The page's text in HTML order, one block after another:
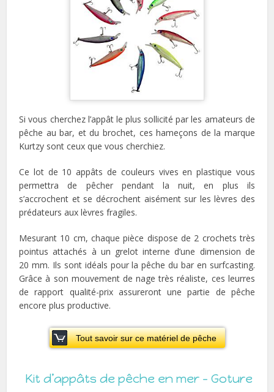
Si vous cherchez l’appât le plus sollicité par les amateurs de
pêche au bar, et du brochet, ces hameçons de la marque
Kurtzy sont ceux que vous cherchiez.
Ce lot de 10 appâts de couleurs vives en plastique vous
permettra de pêcher pendant la nuit, en plus ils
s’accrochent et se décrochent aisément sur les lèvres des
prédateurs aux lèvres fragiles.
Mesurant 10 cm, chaque pièce dispose de 2 crochets très
pointus attachés à un grelot interne d’une dimension de
20 mm. Ils sont idéals pour la pêche du bar en surfcasting.
Grâce à son mouvement de nage très réaliste, ces leurres
de rapport qualité-prix assureront une partie de pêche
encore plus productive.
Tout savoir sur ce matériel de pêche
Kit d’appâts de pêche en mer – Goture